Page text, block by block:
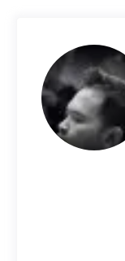
k
r
e
s
t
A
p
p